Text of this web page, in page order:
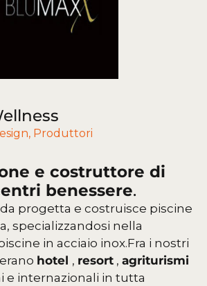
, Produttori
e costruttore di
benessere.
progetta e costruisce piscine
specializzandosi nella
in acciaio inox.Fra i nostri
hotel , resort , agriturismi
e internazionali in tutta